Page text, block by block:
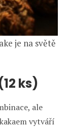
je na světě
ks)
ale
vytváří